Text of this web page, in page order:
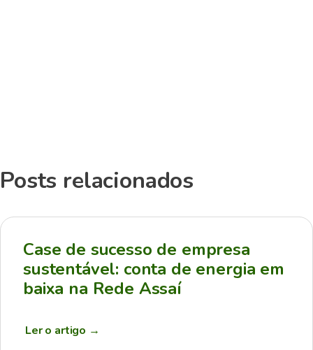
Posts relacionados
Case de sucesso de empresa
sustentável: conta de energia em
baixa na Rede Assaí
Ler o artigo →